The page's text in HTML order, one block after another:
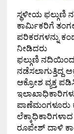
ಸ್ಥಳೀಯ
ಕಾರ್ಮಿಕರಿಗೆ
ಪರಿಕರಗಳನ್ನು
ನೀಡಿದರು
ಫಲ್ಗುಣಿ
ನಡೆಸಲಾಗುತ್ತಿದ್ದ
ಆಕ್ರೋಶ ವ್ಯಕ್ತ
ಪಾಣೆಮಂಗಳೂರು
ರೂಪೇಶ್ ದಾಳಿ